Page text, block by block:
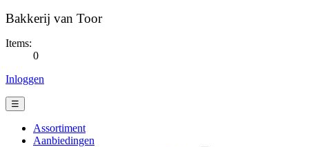
Bakkerij van Toor
Items:
0
Inloggen
☰
Assortiment
Aanbiedingen